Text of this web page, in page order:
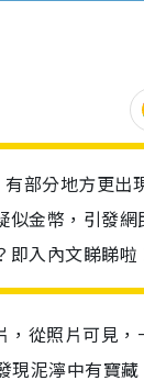
部分地方更出
金幣，引發
入內文睇睇啦
從照片可見
泥濘中有寶